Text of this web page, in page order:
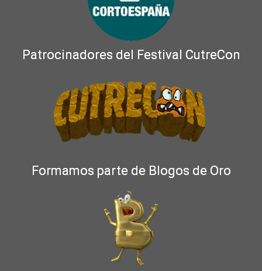
Patrocinadores del Festival CutreCon
Formamos parte de Blogos de Oro